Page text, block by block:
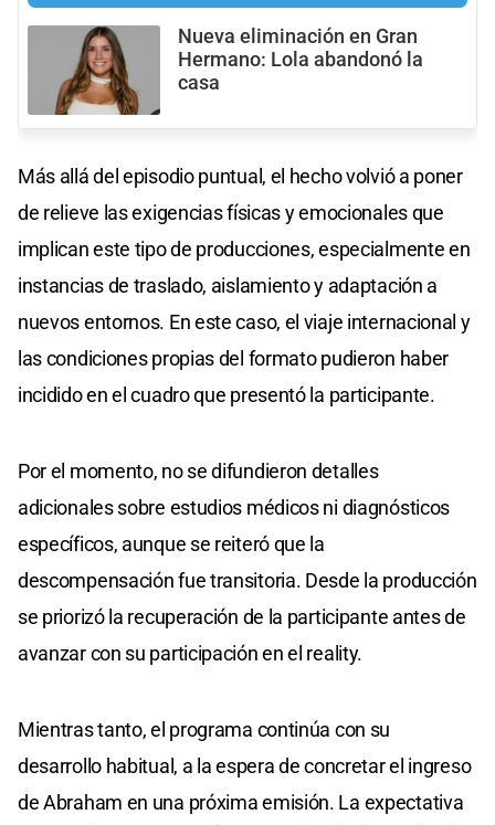
Nueva eliminación en Gran
Hermano: Lola abandonó la
casa
Más allá del episodio puntual, el hecho volvió a poner
de relieve las exigencias físicas y emocionales que
implican este tipo de producciones, especialmente en
instancias de traslado, aislamiento y adaptación a
nuevos entornos. En este caso, el viaje internacional y
las condiciones propias del formato pudieron haber
incidido en el cuadro que presentó la participante.
Por el momento, no se difundieron detalles
adicionales sobre estudios médicos ni diagnósticos
específicos, aunque se reiteró que la
descompensación fue transitoria. Desde la producción
se priorizó la recuperación de la participante antes de
avanzar con su participación en el reality.
Mientras tanto, el programa continúa con su
desarrollo habitual, a la espera de concretar el ingreso
de Abraham en una próxima emisión. La expectativa